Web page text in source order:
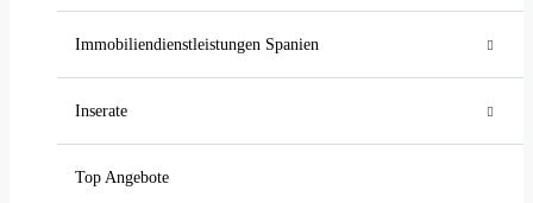
Immobiliendienstleistungen Spanien
Luxus-Immobilienmakler Spanien
Immobilieninvestitionen in Spanien
Inserate
Wohnen
Villa
Top Angebote